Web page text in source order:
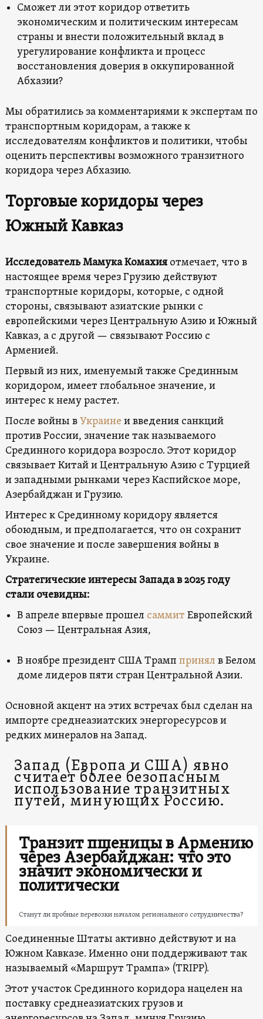
Сможет ли этот коридор ответить
экономическим и политическим интересам
страны и внести положительный вклад в
урегулирование конфликта и процесс
восстановления доверия в оккупированной
Абхазии?
Мы обратились за комментариями к экспертам по
транспортным коридорам, а также к
исследователям конфликтов и политики, чтобы
оценить перспективы возможного транзитного
коридора через Абхазию.
Торговые коридоры через
Южный Кавказ
Исследователь Мамука Комахияотмечает, что в
настоящее время через Грузию действуют
транспортные коридоры, которые, с одной
стороны, связывают азиатские рынки с
европейскими через Центральную Азию и Южный
Кавказ, а с другой — связывают Россию с
Арменией.
Первый из них, именуемый также Срединным
коридором, имеет глобальное значение, и
интерес к нему растет.
После войны вУкраине и введения санкций
против России, значение так называемого
Срединного коридора возросло. Этот коридор
связывает Китай и Центральную Азию с Турцией
и западными рынками через Каспийское море,
Азербайджан и Грузию.
Интерес к Срединному коридору является
обоюдным, и предполагается, что он сохранит
свое значение и после завершения войны в
Украине.
Стратегические интересы Запада в 2025 году
стали очевидны:
В апреле впервые прошел саммит Европейский
Союз — Центральная Азия,
В ноябре президент США Трамп принял в Белом
доме лидеров пяти стран Центральной Азии.
Основной акцент на этих встречах был сделан на
импорте среднеазиатских энергоресурсов и
редких минералов на Запад.
Запад (Европа и США) явно
считает более безопасным
использование транзитных
путей, минующих Россию.
Транзит пшеницы в Армению
через Азербайджан: что это
значит экономически и
политически
Станут ли пробные перевозки началом регионального сотрудничества?
Соединенные Штаты активно действуют и на
Южном Кавказе. Именно они поддерживают так
называемый «Маршрут Трампа» (TRIPP).
Этот участок Срединного коридора нацелен на
поставку среднеазиатских грузов и